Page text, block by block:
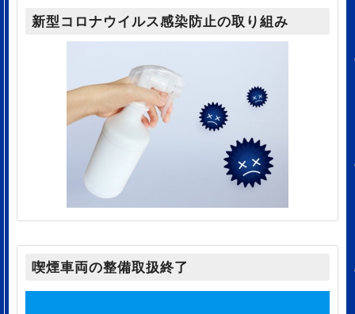
新型コロナウイルス感染防止の取り組み
喫煙車両の整備取扱終了